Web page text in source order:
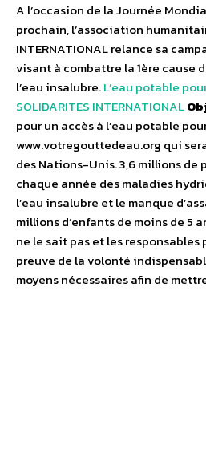
A l’occasion de la Journée
prochain, l’association
INTERNATIONAL relance sa
visant à combattre la 1ère cause
l’eau insalubre.L’eau potable
SOLIDARITES INTERNATIONAL
pour un accès à l’eau potable
www.votregouttedeau.org qui
des Nations-Unis. 3,6 millions de
chaque année des maladies
l’eau insalubre et le manque
millions d’enfants de moins de 5
ne le sait pas et les
preuve de la volonté
moyens nécessaires afin de